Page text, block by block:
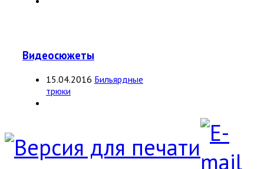
Видеосюжеты
15.04.2016 Бильярдные
трюки